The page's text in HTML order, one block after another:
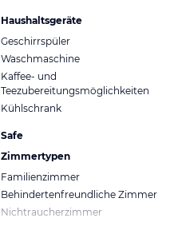
Haushaltsgeräte
Geschirrspüler
Waschmaschine
Kaffee- und
Teezubereitungsmöglichkeiten
Kühlschrank
Safe
Zimmertypen
Familienzimmer
Behindertenfreundliche Zimmer
Nichtraucherzimmer